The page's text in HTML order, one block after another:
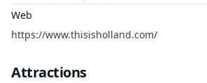
Web
https://www.thisisholland.com/
Attractions